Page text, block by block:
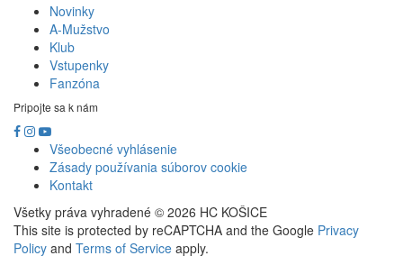
Footer
menu
Novinky
A-Mužstvo
Klub
Vstupenky
Fanzóna
Pripojte sa k nám
Všeobecné vyhlásenie
Zásady používania súborov cookie
Kontakt
Všetky práva vyhradené © 2026 HC KOŠICE
This site is protected by reCAPTCHA and the Google Privacy
Policy and Terms of Service apply.